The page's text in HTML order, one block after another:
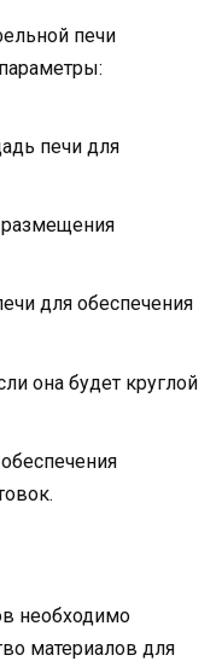
печи
печи для
для обеспечения
она будет круглой
необходимо
материалов для